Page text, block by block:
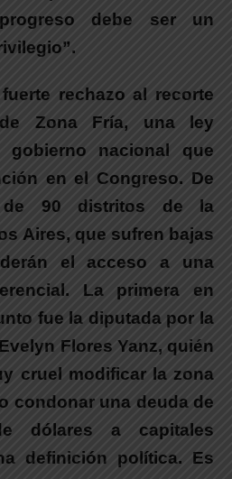
debe ser un
rechazo al recorte
Zona Fría, una ley
nacional que
en el Congreso. De
de 90 distritos de la
Aires, que sufren bajas
el acceso a una
La primera en
fue la diputada por la
Evelyn Flores Yanz, quién
cruel modificar la zona
condonar una deuda de
dólares a capitales
definición política. Es